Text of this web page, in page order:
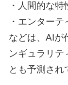
・人間的な
・エンターテ
などは、AIが
ンギュラリテ
とも予測され